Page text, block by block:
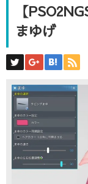
【
まゆげ